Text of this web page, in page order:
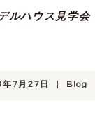
ルハウス見学会
7月27日 Blog